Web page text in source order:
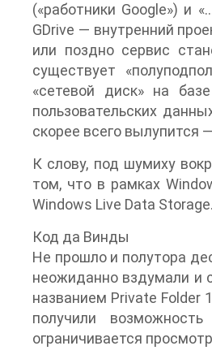
(«работники Google») и
GDrive — внутренний
или поздно сервис
существует
«сетевой диск» на
пользовательских
скорее всего вылупится
К слову, под шумиху
том, что в рамках
Windows Live Data
Код да Винды
Не прошло и полутора
неожиданно вздумали и
названием Private Folder
получили
ограничивается